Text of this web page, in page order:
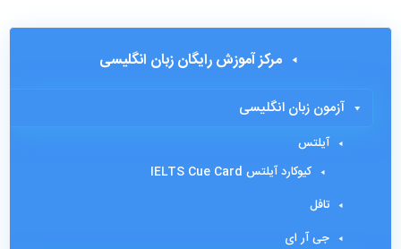
مرکز آموزش رایگان زبان انگلیسی
آزمون زبان انگلیسی
آیلتس
کیوکارد آیلتس IELTS Cue Card
تافل
جی آر ای